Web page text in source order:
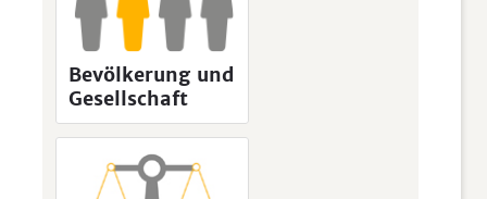
Bevölkerung und
Gesellschaft